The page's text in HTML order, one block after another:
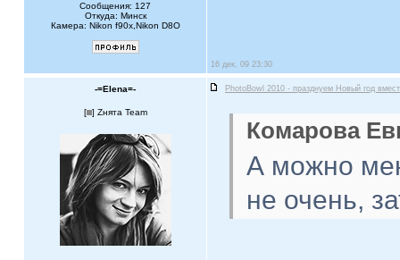
Сообщения: 127
Откуда: Минск
Камера: Nikon f90x,Nikon D8O
16 дек, 09 23:30
-=Elena=- PhotoBowl 2010 - празднуем Новый год
[ ] Zнята Team
Комарова
А можно
не очень,